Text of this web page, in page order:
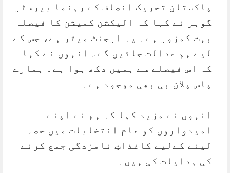
پاکستان تحریک انصاف کے رہنما بیرسٹر
گوہر نے کہا کہ الیکشن کمیشن کا فیصلہ
بہت کمزور ہے۔ یہ ارجنٹ میٹر ہے، جس کے
لیے ہم عدالت جائیں گے۔ انہوں نے کہا
کہ اس فیصلے سے ہمیں دکھ ہوا ہے۔ ہمارے
پاس پلان بی بھی موجود ہے۔
انہوں نے مزید کہا کہ ہم نے اپنے
امیدواروں کو عام انتخابات میں حصہ
لینے کےلیے کاغذاتِ نامزدگی جمع کرنے
کی ہدایات کی ہیں۔